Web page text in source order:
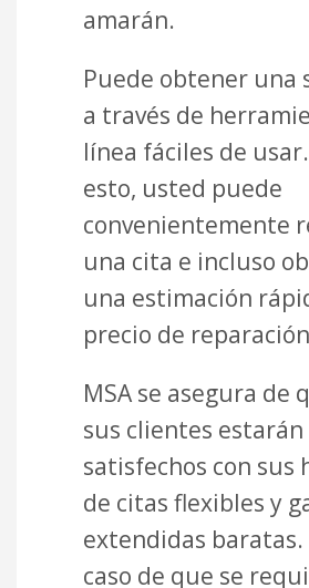
amarán.
Puede obtener una
a través de
línea fáciles de
esto, usted puede
convenientemente
una cita e incluso
una estimación
precio de
MSA se asegura de
sus clientes estarán
satisfechos con sus
de citas flexibles y
extendidas baratas.
caso de que se